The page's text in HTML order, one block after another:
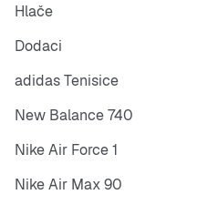
Hlače
Dodaci
adidas Tenisice
New Balance 740
Nike Air Force 1
Nike Air Max 90